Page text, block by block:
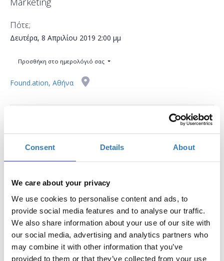
Consent Details About
We care about your privacy
We use cookies to personalise content and ads, to
provide social media features and to analyse our traffic.
We also share information about your use of our site with
our social media, advertising and analytics partners who
may combine it with other information that you’ve
provided to them or that they’ve collected from your use
Πότε;
Δευτέρα, 8 Απριλίου 2019 2:00 μμ
Προσθήκη στο ημερολόγιό σας
Found.ation, Αθήνα
Η περίοδος εγγραφών έχει λήξει.
Το workshop έχει στόχο να δώσει την δυνατότητα στους
συμμετέχοντες να εκπαιδευτούν στη χρήση σημαντικών
μέσων κοινωνικής δικτύωσης, να μάθουν τον τρόπο
μέτρησης της αποτελεσματικότητας του Digital Marketing
και να δουν βέλτιστες πρακτικές απο καταξιωμένα brands.